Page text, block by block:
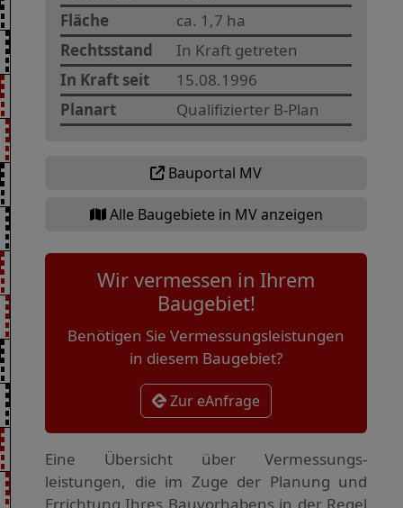
Fläche
ca. 1,7 ha
Rechtsstand
In Kraft getreten
In Kraft seit
15.08.1996
Planart
Qualifizierter B-Plan
Bauportal MV
Alle Baugebiete in MV anzeigen
Wir vermessen in Ihrem
Baugebiet!
Benötigen Sie Vermessungsleistungen
in diesem Baugebiet?
Zur eAnfrage
Eine Übersicht über Vermessungs­
leistungen, die im Zuge der Planung und